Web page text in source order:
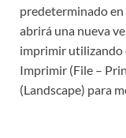
predeterminado
abrirá una nueva
imprimir utilizando
Imprimir (File –
(Landscape) para